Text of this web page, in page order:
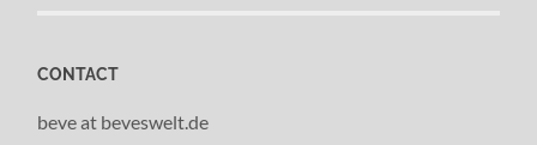
CONTACT
beve at beveswelt.de